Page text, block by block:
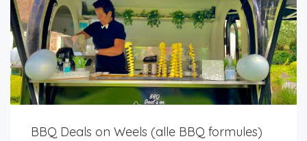
BBQ Deals on Weels (alle BBQ formules)